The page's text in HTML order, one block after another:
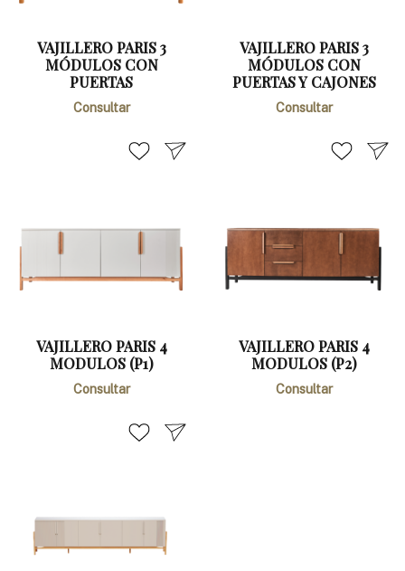
VAJILLERO PARIS 3
MÓDULOS CON
PUERTAS
Consultar
VAJILLERO PARIS 3
MÓDULOS CON
PUERTAS Y CAJONES
Consultar
VAJILLERO PARIS 4
MODULOS (P1)
Consultar
VAJILLERO PARIS 4
MODULOS (P2)
Consultar